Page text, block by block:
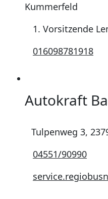
Kummerfeld
1. Vorsitzende
016098781918
Autokraft
Tulpenweg 3,
04551/90990